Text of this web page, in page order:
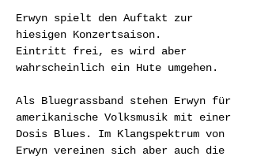
Erwyn spielt den Auftakt zur
hiesigen Konzertsaison.
Eintritt frei, es wird aber
Als Bluegrassband stehen Erwyn für
amerikanische Volksmusik mit einer
Dosis Blues. Im Klangspektrum von
Erwyn vereinen sich aber auch die